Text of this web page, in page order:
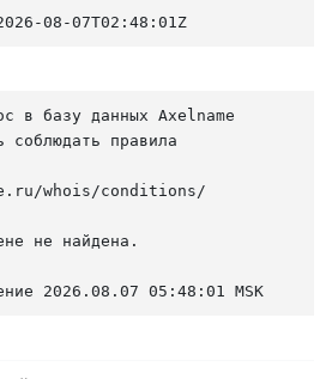
08-07T02:48:01Z
в базу данных Axelname
соблюдать правила
whois/conditions/
не найдена.
2026.08.07 05:48:01 MSK